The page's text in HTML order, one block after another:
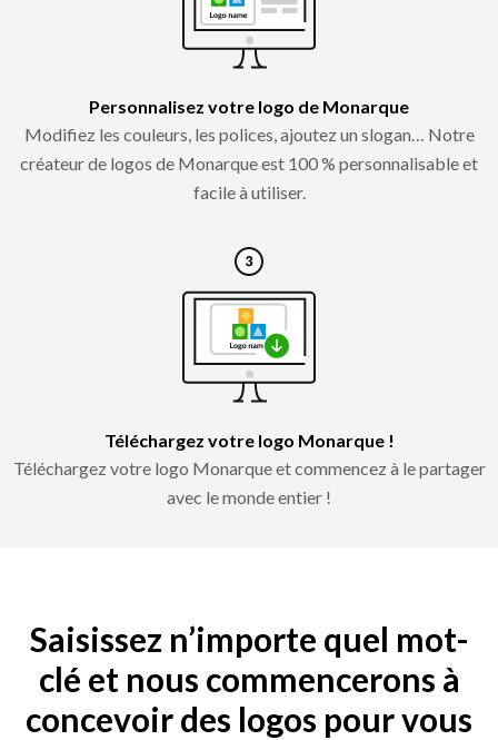
Personnalisez votre logo de Monarque
Modifiez les couleurs, les polices, ajoutez un slogan… Notre
créateur de logos de Monarque est 100 % personnalisable et
facile à utiliser.
Téléchargez votre logo Monarque !
Téléchargez votre logo Monarque et commencez à le partager
avec le monde entier !
Saisissez n’importe quel mot-
clé et nous commencerons à
concevoir des logos pour vous